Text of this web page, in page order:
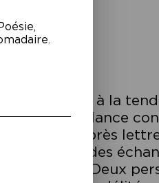
peu à peu à la
la bienveillance
Lettre après
à des
l’écriture. Deux